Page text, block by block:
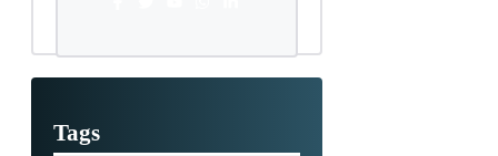
Tags